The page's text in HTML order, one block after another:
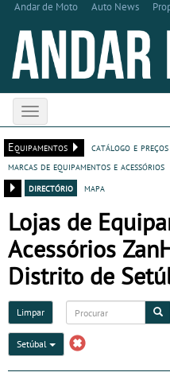
Andar de Moto Auto News
Toggle
navigation
Equipamentos
catálogo e preços
marcas de equipamentos e acessórios
directório
mapa
Lojas de
Acessórios
Distrito de
Limpar
Setúbal